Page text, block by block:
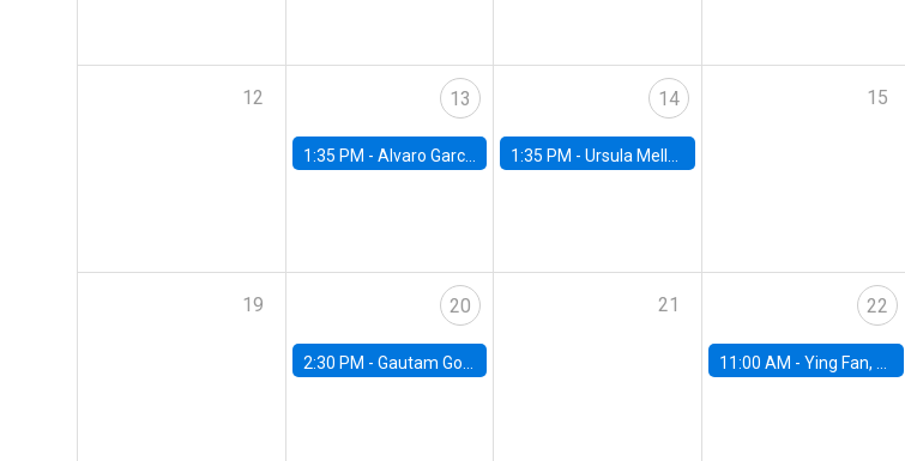
12 13
1:35 PM - Alvaro Garcia-Marin, Universidad de Los Andes
14
1:35 PM -Ursula Mello, Insper - Institute of Education and Research
15
19 20
2:30 PM - Gautam Gowrisankaran, Columbia University
21 22
11:00 AM -Ying Fan, University of Michigan